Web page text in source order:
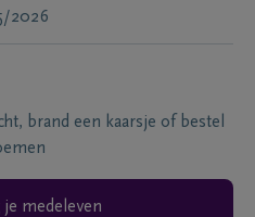
2026
brand een kaarsje of bestel
je medeleven